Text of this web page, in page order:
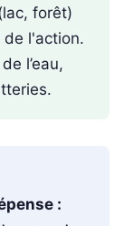
forêt)
l'action.
l’eau,
: